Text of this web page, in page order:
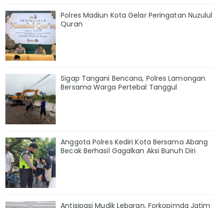
Polres Madiun Kota Gelar Peringatan Nuzulul
Quran
Sigap Tangani Bencana, Polres Lamongan
Bersama Warga Pertebal Tanggul
Anggota Polres Kediri Kota Bersama Abang
Becak Berhasil Gagalkan Aksi Bunuh Diri
Antisipasi Mudik Lebaran, Forkopimda Jatim